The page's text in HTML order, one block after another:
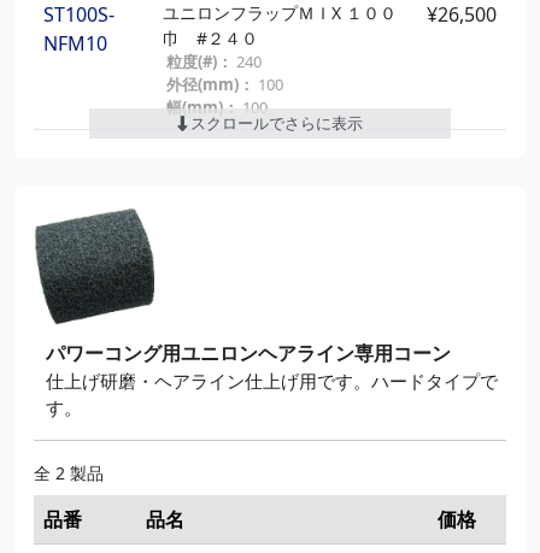
ST100S-
NFM10
ユニロンフラップＭＩX １００
巾 #２４０
粒度(#)： 240
外径(mm)： 100
幅(mm)：100
¥26,500
スクロールでさらに表示
パワーコング用ユニロンヘアライン専用コーン
仕上げ研磨・ヘアライン仕上げ用です。ハードタイプで
す。
全 2 製品
品番 品名
価格